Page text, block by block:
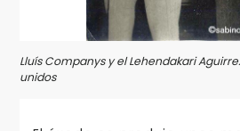
Lluís Companys y el Lehendakari
unidos